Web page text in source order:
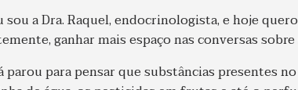
sou a Dra. Raquel, endocrinologista, e hoje
ganhar mais espaço nas conversas sobre
parou para pensar que substâncias presentes